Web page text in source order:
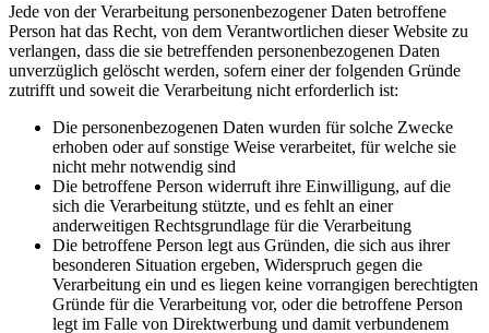
Jede von der Verarbeitung personenbezogener Daten betroffene
Person hat das Recht, von dem Verantwortlichen dieser Website zu
verlangen, dass die sie betreffenden personenbezogenen Daten
unverzüglich gelöscht werden, sofern einer der folgenden Gründe
zutrifft und soweit die Verarbeitung nicht erforderlich ist:
Die personenbezogenen Daten wurden für solche Zwecke
erhoben oder auf sonstige Weise verarbeitet, für welche sie
nicht mehr notwendig sind
Die betroffene Person widerruft ihre Einwilligung, auf die
sich die Verarbeitung stützte, und es fehlt an einer
anderweitigen Rechtsgrundlage für die Verarbeitung
Die betroffene Person legt aus Gründen, die sich aus ihrer
besonderen Situation ergeben, Widerspruch gegen die
Verarbeitung ein und es liegen keine vorrangigen berechtigten
Gründe für die Verarbeitung vor, oder die betroffene Person
legt im Falle von Direktwerbung und damit verbundenem